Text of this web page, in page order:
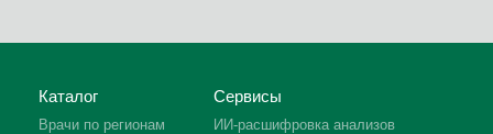
Каталог
Врачи по регионам
Сервисы
ИИ-расшифровка анализов